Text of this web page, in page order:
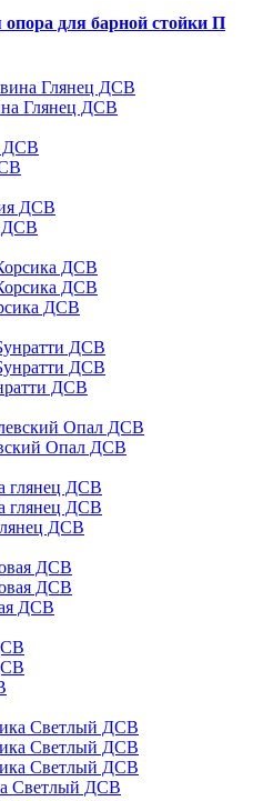
для барной стойки П
Глянец ДСВ
ДСВ
ДСВ
ДСВ
Опал ДСВ
ДСВ
ДСВ
Светлый ДСВ